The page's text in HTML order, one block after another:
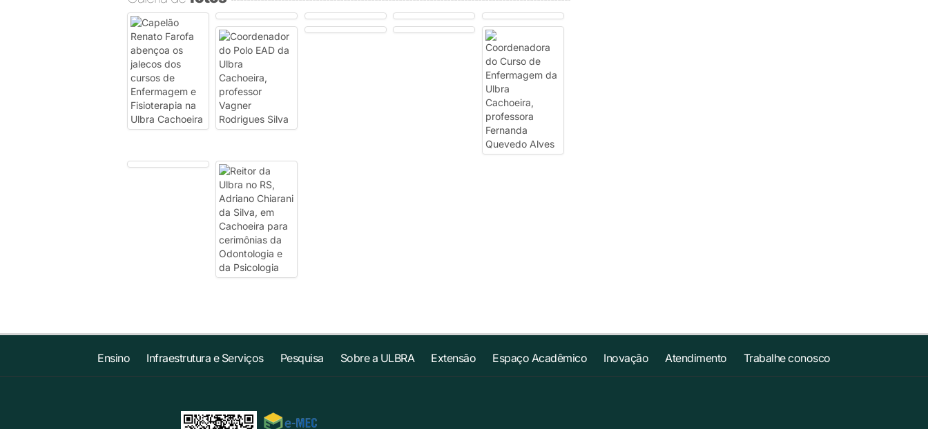
Ensino Infraestrutura e Serviços Pesquisa Sobre a ULBRA Extensão Espaço Acadêmico Inovação Atendimento Trabalhe conosco